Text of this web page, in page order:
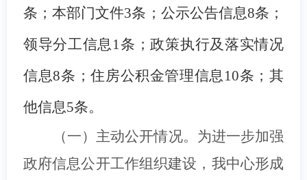
条；本部门文件3条；公示公告信息8条；
领导分工信息1条；政策执行及落实情况
信息8条；住房公积金管理信息10条；其
他信息5条。
（一）主动公开情况。为进一步加强
政府信息公开工作组织建设，我中心形成